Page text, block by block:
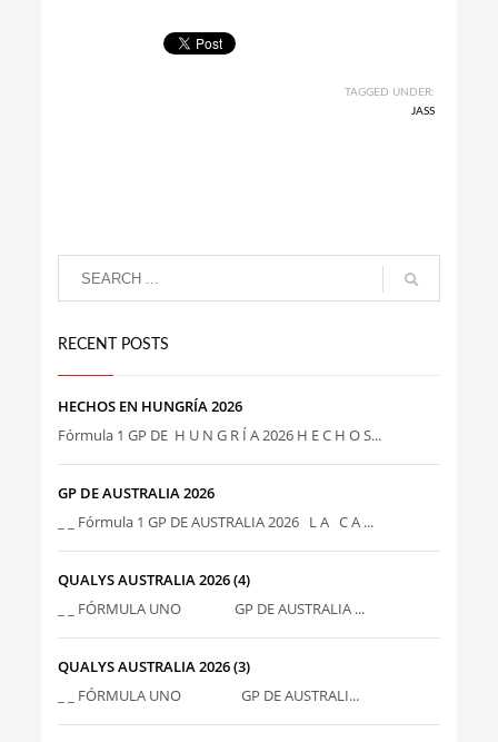
TAGGED UNDER:
JASS
RECENT POSTS
HECHOS EN HUNGRÍA 2026
Fórmula 1 GP DE H U N G R Í A 2026 H E C H O S...
GP DE AUSTRALIA 2026
_ _ Fórmula 1 GP DE AUSTRALIA 2026 L A C A ...
QUALYS AUSTRALIA 2026 (4)
_ _ FÓRMULA UNO GP DE AUSTRALIA ...
QUALYS AUSTRALIA 2026 (3)
_ _ FÓRMULA UNO GP DE AUSTRALI...